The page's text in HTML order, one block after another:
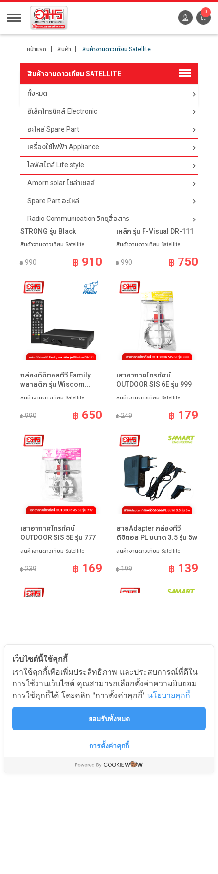
0
หน้าแรก สินค้า สินค้าจานดาวเทียม Satellite
สินค้าจานดาวเทียม SATELLITE
ทั้งหมด
อีเล็คโทรนิคส์ Electronic
อะไหล่ Spare Part
เครื่องใช้ไฟฟ้า Appliance
ไลฟ์สไตล์ Life style
Amorn solar โซล่าเซลล์
Spare Part อะไหล่
Radio Communication วิทยุสื่อสาร
ตัวกรอง
กล่องรับสัญญาณดิจิตอล
STRONG รุ่น Black
สินค้าจานดาวเทียม Satellite
฿990 ฿ 910
กล่องดิจิตอลทีวี Family
เหล็ก รุ่น F-Visual DR-111
สินค้าจานดาวเทียม Satellite
฿990 ฿ 750
กล่องดิจิตอลทีวี Family
พลาสติก รุ่น Wisdom...
สินค้าจานดาวเทียม Satellite
฿990 ฿ 650
เสาอากาศโทรทัศน์
OUTDOOR SIS 6E รุ่น 999
สินค้าจานดาวเทียม Satellite
฿249 ฿ 179
เสาอากาศโทรทัศน์
OUTDOOR SIS 5E รุ่น 777
สินค้าจานดาวเทียม Satellite
฿239 ฿ 169
สายAdapter กล่องทีวี
ดิจิตอล PL ขนาด 3.5 รุ่น 5w
สินค้าจานดาวเทียม Satellite
฿199 ฿ 139
เสาอากาศโทรทัศน์
OUTDOOR SIS 4E รุ่น
D111D
฿199 ฿159
เสาอากาศดิจิตอลทีวี
SAMART DVBT2 รุ่น D3E
฿299
เว็บไซต์นี้ใช้คุกกี้
เราใช้คุกกี้เพื่อเพิ่มประสิทธิภาพ และประสบการณ์ที่ดีใน
การใช้งานเว็บไซต์ คุณสามารถเลือกตั้งค่าความยินยอม
การใช้คุกกี้ได้ โดยคลิก "การตั้งค่าคุกกี้" นโยบายคุกกี้
ยอมรับทั้งหมด
การตั้งค่าคุกกี้